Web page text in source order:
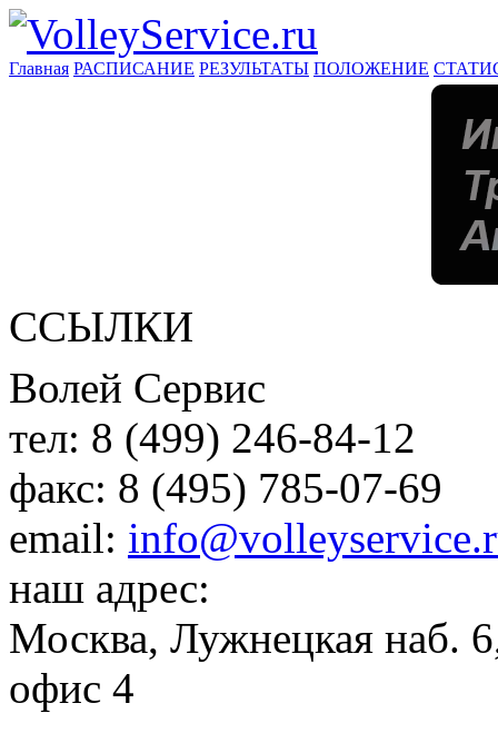
Главная РАСПИСАНИЕ РЕЗУЛЬТАТЫ ПОЛОЖЕНИЕ
ССЫЛКИ
Волей Сервис
тел: 8 (499) 246-84-12
факс: 8 (495) 785-07-69
email:
наш адрес:
Москва, Лужнецкая наб.
офис 4